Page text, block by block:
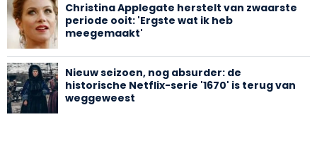
Christina Applegate herstelt van zwaarste
periode ooit: 'Ergste wat ik heb
meegemaakt'
Nieuw seizoen, nog absurder: de
historische Netflix-serie '1670' is terug van
weggeweest